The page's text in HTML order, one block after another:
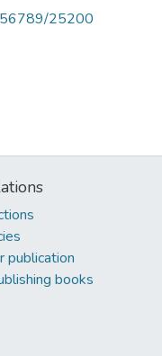
25200
publication
books